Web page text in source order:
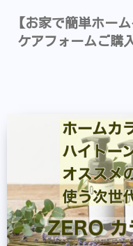
【お家で簡単ホー
ケアフォームご購